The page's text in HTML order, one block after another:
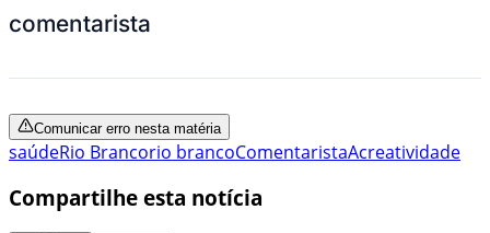
comentarista
Comunicar erro nesta matéria
saúdeRio Brancorio brancoComentaristaAcreatividade
Compartilhe esta notícia